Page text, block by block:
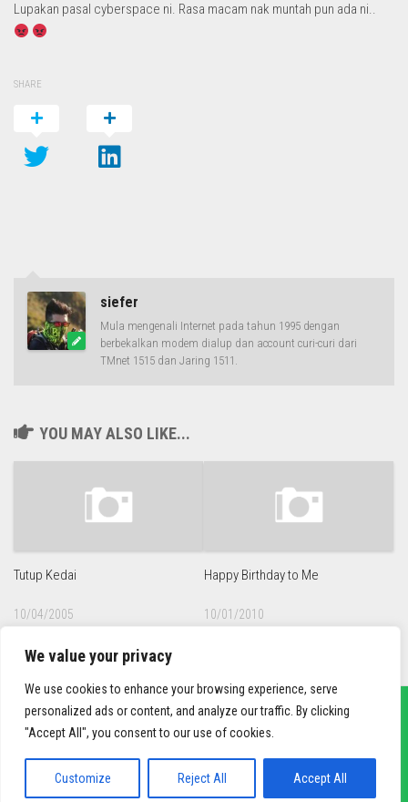
We value your privacy
We use cookies to enhance your browsing experience, serve
personalized ads or content, and analyze our traffic. By clicking
"Accept All", you consent to our use of cookies.
Customize Reject All Accept All
Lupakan pasal cyberspace ni. Rasa macam nak muntah pun ada ni..
SHARE
siefer
Mula mengenali Internet pada tahun 1995 dengan
berbekalkan modem dialup dan account curi-curi dari
TMnet 1515 dan Jaring 1511.
YOU MAY ALSO LIKE...
Tutup Kedai
10/04/2005
Happy Birthday to Me
10/01/2010
sief3r.com
Powered byWordPress. Theme byAlx.